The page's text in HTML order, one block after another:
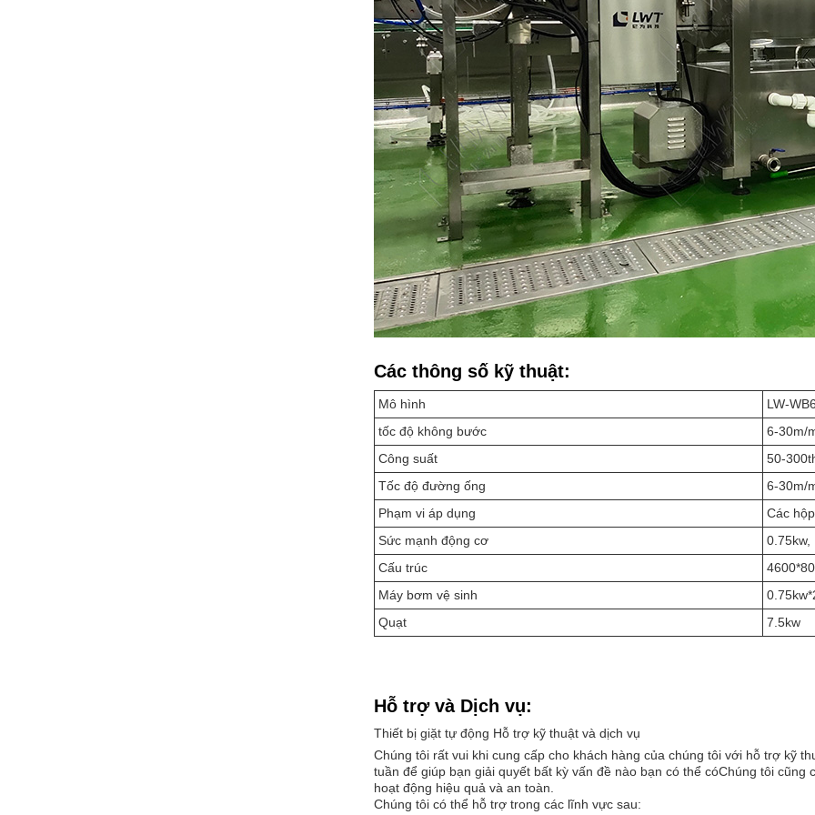
Các thông số kỹ thuật:
Mô hình
LW-
tốc độ không bước
6-30m/
Công suất
50-
Tốc độ đường ống
6-30m/
Phạm vi áp dụng
Các
Sức mạnh động cơ
0.75kw,
Cấu trúc
Máy bơm vệ sinh
Quạt
7.5kw
Hỗ trợ và Dịch vụ:
Thiết bị giặt tự động Hỗ trợ kỹ thuật và dịch vụ
Chúng tôi rất vui khi cung cấp cho khách hàng của chúng tôi với hỗ trợ kỹ
tuần để giúp bạn giải quyết bất kỳ vấn đề nào bạn có thể cóChúng tôi
hoạt động hiệu quả và an toàn.
Chúng tôi có thể hỗ trợ trong các lĩnh vực sau: